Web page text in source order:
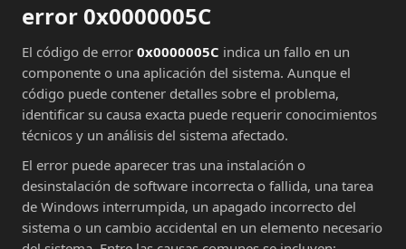
error 0x0000005C
El código de error 0x0000005C indica un fallo en un
componente o una aplicación del sistema. Aunque el
código puede contener detalles sobre el problema,
identificar su causa exacta puede requerir conocimientos
técnicos y un análisis del sistema afectado.
El error puede aparecer tras una instalación o
desinstalación de software incorrecta o fallida, una tarea
de Windows interrumpida, un apagado incorrecto del
sistema o un cambio accidental en un elemento necesario